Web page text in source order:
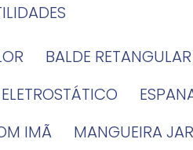
BALDE RETANGULAR
IMÃ MANGUEIRA